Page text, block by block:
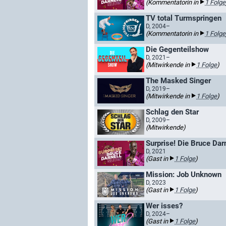
(Kommentatorin in 1 Folge
TV total Turmspringen
D, 2004–
(Kommentatorin in 1 Folge
Die Gegenteilshow
D, 2021–
(Mitwirkende in 1 Folge)
The Masked Singer
D, 2019–
(Mitwirkende in 1 Folge)
Schlag den Star
D, 2009–
(Mitwirkende)
Surprise! Die Bruce
D, 2021
(Gast in 1 Folge)
Mission: Job Unknown
D, 2023
(Gast in 1 Folge)
Wer isses?
D, 2024–
(Gast in 1 Folge)